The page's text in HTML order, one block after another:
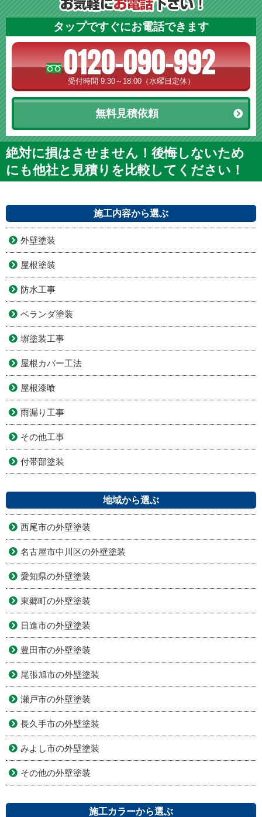
タップですぐにお電話できます
0120-090-992
受付時間 9:30～18:00（水曜日定休）
無料見積依頼
絶対に損はさせません！後悔しないため
にも他社と見積りを比較してください！
施工内容から選ぶ
外壁塗装
屋根塗装
防水工事
ベランダ塗装
塀塗装工事
屋根カバー工法
屋根漆喰
雨漏り工事
その他工事
付帯部塗装
地域から選ぶ
西尾市の外壁塗装
名古屋市中川区の外壁塗装
愛知県の外壁塗装
東郷町の外壁塗装
日進市の外壁塗装
豊田市の外壁塗装
尾張旭市の外壁塗装
瀬戸市の外壁塗装
長久手市の外壁塗装
みよし市の外壁塗装
その他の外壁塗装
施工カラーから選ぶ